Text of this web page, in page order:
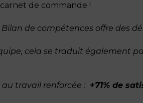
de commande !
de compétences offre des
cela se traduit également
travail renforcée : +71% de